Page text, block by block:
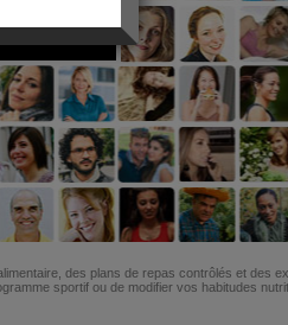
des plans de repas contrôlés et des
sportif ou de modifier vos habitudes